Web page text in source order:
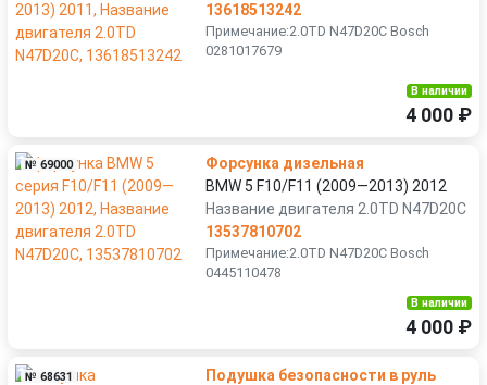
13618513242
Примечание:2.0TD N47D20C Bosch
0281017679
В наличии
4 000 ₽
№ 69000
Форсунка дизельная
BMW 5 F10/F11 (2009—2013) 2012
Название двигателя 2.0TD N47D20C
13537810702
Примечание:2.0TD N47D20C Bosch
0445110478
В наличии
4 000 ₽
№ 68631
Подушка безопасности в руль